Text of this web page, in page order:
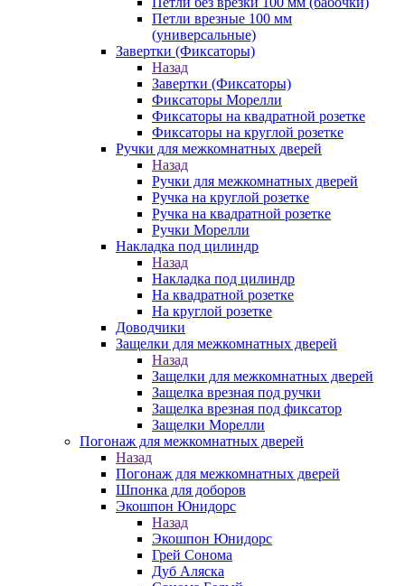
Петли врезные 100 мм
(универсальные)
Завертки (Фиксаторы)
Назад
Завертки (Фиксаторы)
Фиксаторы Морелли
Фиксаторы на квадратной розетке
Фиксаторы на круглой розетке
Ручки для межкомнатных дверей
Назад
Ручки для межкомнатных дверей
Ручка на круглой розетке
Ручка на квадратной розетке
Ручки Морелли
Накладка под цилиндр
Назад
Накладка под цилиндр
На квадратной розетке
На круглой розетке
Доводчики
Защелки для межкомнатных дверей
Назад
Защелки для межкомнатных дверей
Защелка врезная под ручки
Защелка врезная под фиксатор
Защелки Морелли
Погонаж для межкомнатных дверей
Назад
Погонаж для межкомнатных дверей
Шпонка для доборов
Экошпон Юнидорс
Назад
Экошпон Юнидорс
Грей Сонома
Дуб Аляска